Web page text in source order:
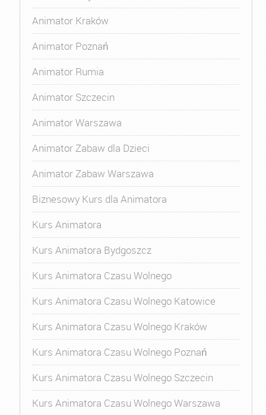
Animator Kraków
Animator Poznań
Animator Rumia
Animator Szczecin
Animator Warszawa
Animator Zabaw dla Dzieci
Animator Zabaw Warszawa
Biznesowy Kurs dla Animatora
Kurs Animatora
Kurs Animatora Bydgoszcz
Kurs Animatora Czasu Wolnego
Kurs Animatora Czasu Wolnego Katowice
Kurs Animatora Czasu Wolnego Kraków
Kurs Animatora Czasu Wolnego Poznań
Kurs Animatora Czasu Wolnego Szczecin
Kurs Animatora Czasu Wolnego Warszawa